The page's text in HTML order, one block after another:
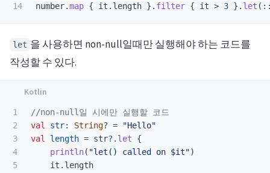
number.map { it . length }. filter { it > 3 }. let (
let 을 사용하면 non-null일때만 실행해야 하는 코드를
작성할 수 있다.
1
2
3
4
5
//non-null일 시에만 실행할 코드
val
str: String? =
"Hello"
val
length = str?. let
{
println( "let() called on $it")
it . length